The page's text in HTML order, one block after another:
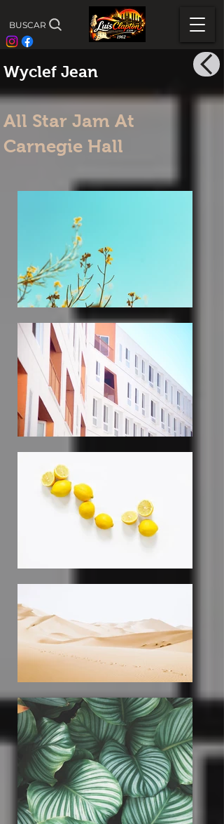
BUSCAR
Wyclef Jean
All Star Jam At
Carnegie Hall